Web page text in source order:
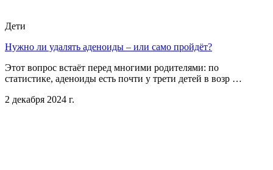
Дети
Нужно ли удалять аденоиды – или само пройдёт?
Этот вопрос встаёт перед многими родителями: по
статистике, аденоиды есть почти у трети детей в возр …
2 декабря 2024 г.